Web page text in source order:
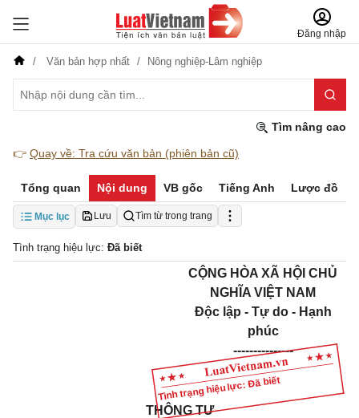
Đăng nhập
Văn bản hợp nhất Nông nghiệp-Lâm nghiệp
Tìm nâng cao
👉 Quay về: Tra cứu văn bản (phiên bản cũ)
Tổng quan Nội dung VB gốc Tiếng Anh Lược đồ
Mục lục Lưu Tìm từ trong trang
Tình trạng hiệu lực: Đã biết
Tình trạng hiệu lực: Đã biết
CỘNG HÒA XÃ HỘI CHỦ
NGHĨA VIỆT NAM
Độc lập - Tự do - Hạnh
phúc
---------------
THÔNG TƯ